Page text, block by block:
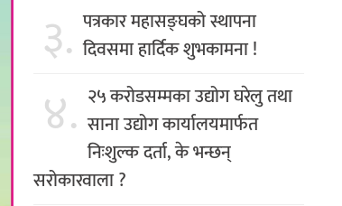
३. पत्रकार महासङ्घको स्थापना
दिवसमा हार्दिक शुभकामना !
४. २५ करोडसम्मका उद्योग घरेलु तथा
साना उद्योग कार्यालयमार्फत
निःशुल्क दर्ता, के भन्छन्
सरोकारवाला ?